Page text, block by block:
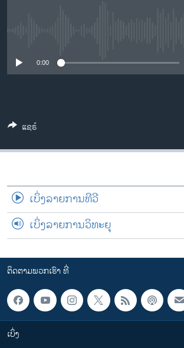
ຊຸມຊົນຊາວລາວ
ພາສາອັງກິດ
ວີດີໂອ
ລາຍການກະຈາຍສຽງ
ລາຍງານ
ຕິດຕາມພວກເຮົາ ທີ່
ພາສາຕ່າງໆ
0:00
ແຊຣ໌
ເບິ່ງລາຍການທີວີ
ເບິ່ງລາຍການວິທະຍຸ
ຕິດຕາມພວກເຮົາ ທີ່
ເບິ່ງ